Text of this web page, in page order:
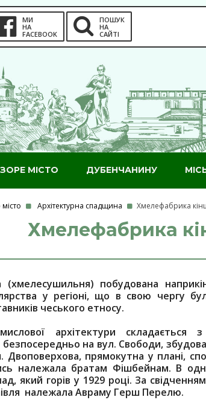
МИ
НА
FACEBOOK
ПОШУК
НА
САЙТІ
МІСТО ДУБЕНЧАНИНУ
Архітектурна спадщина Хмелефабрика
Хмелефабрика
побудована
у регіоні, що в свою чергу
чеського етносу.
архітектури
на вул. Свободи,
Двоповерхова, прямокутна у плані,
належала братам Фішбейнам. В
який горів у 1929 році. За
належала Авраму Герш Перелю.